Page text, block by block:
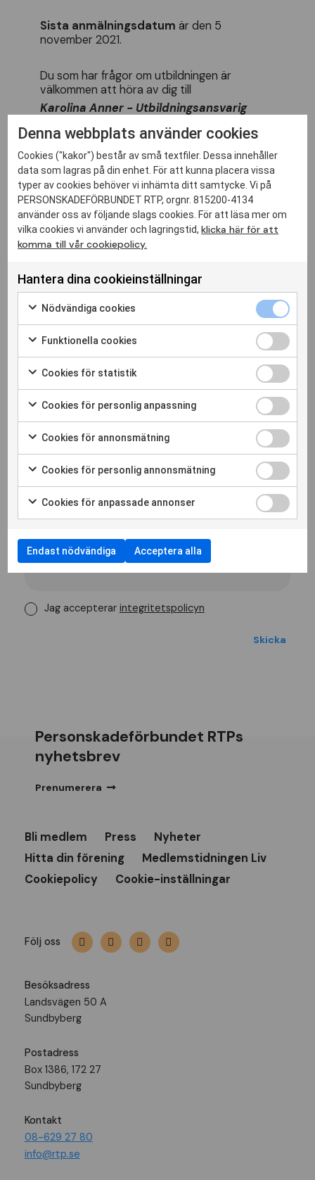
Sista anmälningsdatum är den 5
november 2021.
Du som har frågor om utbildningen är
välkommen att höra av dig till
Karolina Anner - Utbildningsansvarig
Mobil: 073-560 77 45
Fyll idin intresseanmälan här.
Kontakta oss!
Förnamn
Efternamn
Telefon
Meddelande
Jag accepterar integritetspolicyn
Personskadeförbundet RTPs
nyhetsbrev
Prenumerera
Bli medlem Press
Nyheter
Hitta din förening
Medlemstidningen Liv
Cookiepolicy
Cookie-inställningar
Följ oss
Besöksadress
Landsvägen 50 A
Sundbyberg
Postadress
Box 1386, 172 27
Sundbyberg
Kontakt
08-629 27 80
info@rtp.se
Denna webbplats använder cookies
Cookies ("kakor") består av små textfiler. Dessa innehåller
data som lagras på din enhet. För att kunna placera vissa
typer av cookies behöver vi inhämta ditt samtycke. Vi på
PERSONSKADEFÖRBUNDET RTP, orgnr. 815200-4134
använder oss av följande slags cookies. För att läsa mer om
vilka cookies vi använder och lagringstid,klicka här för att
komma till vår cookiepolicy.
Hantera dina cookieinställningar
Nödvändiga cookies
Funktionella cookies
Cookies för statistik
Cookies för personlig anpassning
Cookies för annonsmätning
Cookies för personlig annonsmätning
Cookies för anpassade annonser
Endast nödvändiga Acceptera alla